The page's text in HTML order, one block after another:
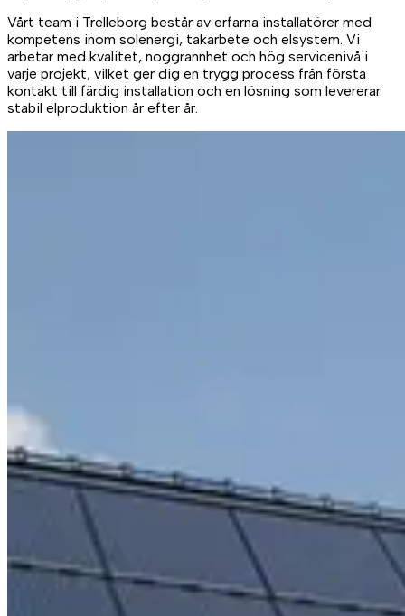
Vårt team i Trelleborg består av erfarna installatörer med
kompetens inom solenergi, takarbete och elsystem. Vi
arbetar med kvalitet, noggrannhet och hög servicenivå i
varje projekt, vilket ger dig en trygg process från första
kontakt till färdig installation och en lösning som levererar
stabil elproduktion år efter år.